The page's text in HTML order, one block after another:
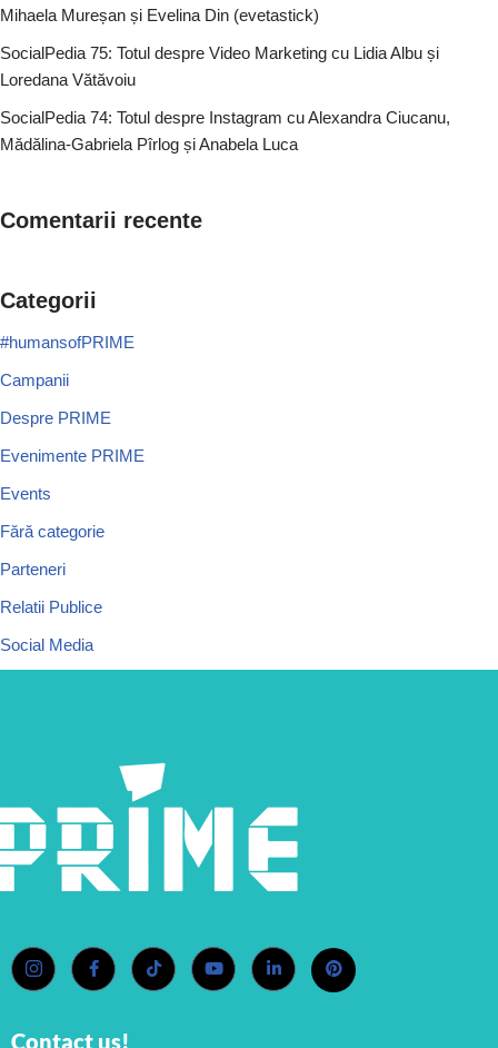
Mihaela Mureșan și Evelina Din (evetastick)
SocialPedia 75: Totul despre Video Marketing cu Lidia Albu și
Loredana Vătăvoiu
SocialPedia 74: Totul despre Instagram cu Alexandra Ciucanu,
Mădălina-Gabriela Pîrlog și Anabela Luca
Comentarii recente
Categorii
#humansofPRIME
Campanii
Despre PRIME
Evenimente PRIME
Events
Fără categorie
Parteneri
Relatii Publice
Social Media
Contact us!